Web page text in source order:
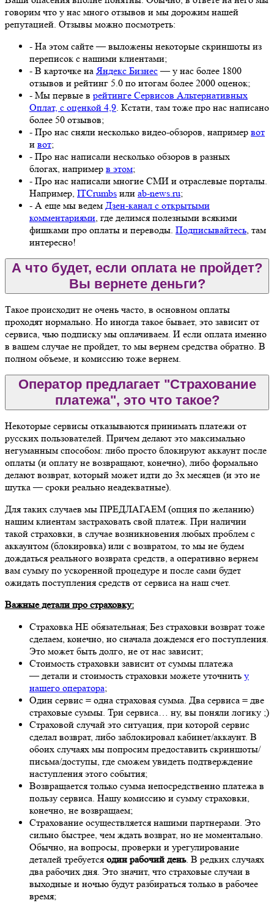
говорим что у нас много отзывов и мы дорожим нашей
репутацией. Отзывы можно посмотреть:
- На этом сайте — выложены некоторые скриншоты из
переписок с нашими клиентами;
- В карточке наЯндекс Бизнес— у нас более 1800
отзывов и рейтинг 5.0 по итогам более 2000 оценок;
- Мы первые в рейтинге Сервисов Альтернативных
Оплат, с оценкой 4,9. Кстати, там тоже про нас написано
более 50 отзывов;
- Про нас сняли несколько видео-обзоров, например вот
и вот;
- Про нас написали несколько обзоров в разных
блогах, например в этом;
- Про нас написали многие СМИ и отраслевые порталы.
Например, ITCrumbs или ab-news.ru;
- А еще мы ведем Дзен-канал с открытыми
комментариями, где делимся полезными всякими
фишками про оплаты и переводы. Подписывайтесь, там
интересно!
А что будет, если оплата не пройдет?
Вы вернете деньги?
Такое происходит не очень часто, в основном оплаты
проходят нормально. Но иногда такое бывает, это зависит от
сервиса, чью подписку мы оплачиваем. И если оплата именно
в вашем случае не пройдет, то мы вернем средства обратно. В
полном объеме, и комиссию тоже вернем.
Оператор предлагает "Страхование
платежа", это что такое?
Некоторые сервисы отказываются принимать платежи от
русских пользователей. Причем делают это максимально
негуманным способом: либо просто блокируют аккаунт после
оплаты (и оплату не возвращают, конечно), либо формально
делают возврат, который может идти до 3х месяцев (и это не
шутка — сроки реально неадекватные).
Для таких случаев мы ПРЕДЛАГАЕМ (опция по желанию)
нашим клиентам застраховать свой платеж. При наличии
такой страховки, в случае возникновения любых проблем с
аккаунтом (блокировка) или с возвратом, то мы не будем
дождаться реального возврата средств, а оперативно вернем
вам сумму по ускоренной процедуре и после сами будет
ожидать поступления средств от сервиса на наш счет.
Важные детали про страховку:
Страховка НЕ обязательная; Без страховки возврат тоже
сделаем, конечно, но сначала дождемся его поступления.
Это может быть долго, не от нас зависит;
Стоимость страховки зависит от суммы платежа
— детали и стоимость страховки можете уточнить у
нашего оператора;
Один сервис = одна страховая сумма. Два сервиса = две
страховые суммы. Три сервиса… ну, вы поняли логику ;)
Страховой случай это ситуация, при которой сервис
сделал возврат, либо заблокировал кабинет/аккаунт. В
обоих случаях мы попросим предоставить скриншоты/
письма/доступы, где сможем увидеть подтверждение
наступления этого события;
Возвращается только сумма непосредственно платежа в
пользу сервиса. Нашу комиссию и сумму страховки,
конечно, не возвращаем;
Страхование осуществляется нашими партнерами. Это
сильно быстрее, чем ждать возврат, но не моментально.
Обычно, на вопросы, проверки и урегулирование
деталей требуется один рабочий день. В редких случаях
два рабочих дня. Это значит, что страховые случаи в
выходные и ночью будут разбираться только в рабочее
время;